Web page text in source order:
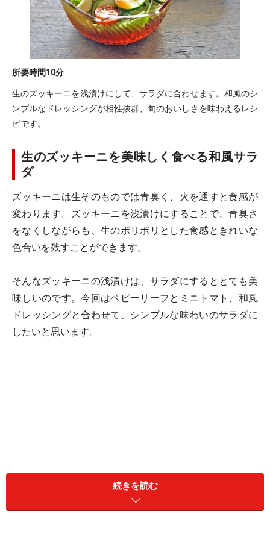
所要時間10分
生のズッキーニを浅漬けにして、サラダに合わせます。和風のシ
ンプルなドレッシングが相性抜群、旬のおいしさを味わえるレシ
ピです。
生のズッキーニを美味しく食べる和風サラ
ダ
ズッキーニは生そのものでは青臭く、火を通すと食感が
変わります。ズッキーニを浅漬けにすることで、青臭さ
をなくしながらも、生のポリポリとした食感ときれいな
色合いを残すことができます。
そんなズッキーニの浅漬けは、サラダにするととても美
味しいのです。今回はベビーリーフとミニトマト、和風
ドレッシングと合わせて、シンプルな味わいのサラダに
したいと思います。
続きを読む